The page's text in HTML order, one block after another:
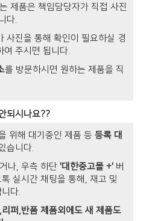
제품은 책임담당자가 직접 사진
다.
사진을 통해 확인이 필요하실 경
주시면 됩니다.
를 방문하시면 원하는 제품을 직
되시나요??
위해 대기중인 제품 등 등록 대
습니다.
나, 우측 하단'대한중고몰 +' 버
실시간 채팅을 통해, 재고 및
다.
퍼,반품 제품외에도 새 제품도